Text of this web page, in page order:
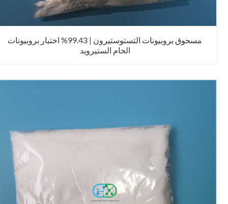
مسحوق بروبيونات التستوستيرون | 99.43% اختبار بروبيونات
الخام الستيرويد